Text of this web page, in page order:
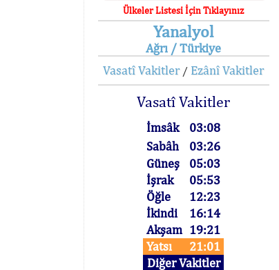
Ülkeler Listesi İçin Tıklayınız
Yanalyol
Ağrı / Türkiye
Vasatî Vakitler/ Ezânî Vakitler
Vasatî Vakitler
İmsâk
03:08
Sabâh
03:26
Güneş
05:03
İşrak
05:53
Öğle
12:23
İkindi
16:14
Akşam 19:21
Yatsı
21:01
Diğer Vakitler